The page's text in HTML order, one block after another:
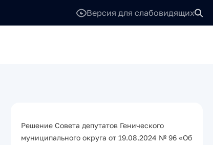
Версия для слабовидящих
Решение Совета депутатов Генического
муниципального округа от 19.08.2024 № 96 «Об